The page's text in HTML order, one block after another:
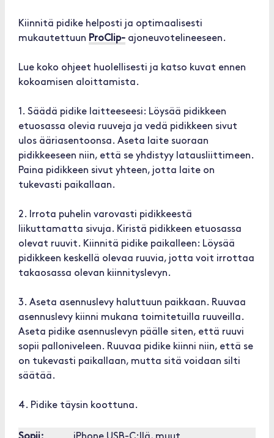
Kiinnitä pidike helposti ja optimaalisesti
mukautettuun ProClip- ajoneuvotelineeseen.
Lue koko ohjeet huolellisesti ja katso kuvat ennen
kokoamisen aloittamista.
1. Säädä pidike laitteeseesi: Löysää pidikkeen
etuosassa olevia ruuveja ja vedä pidikkeen sivut
ulos ääriasentoonsa. Aseta laite suoraan
pidikkeeseen niin, että se yhdistyy latausliittimeen.
Paina pidikkeen sivut yhteen, jotta laite on
tukevasti paikallaan.
2. Irrota puhelin varovasti pidikkeestä
liikuttamatta sivuja. Kiristä pidikkeen etuosassa
olevat ruuvit. Kiinnitä pidike paikalleen: Löysää
pidikkeen keskellä olevaa ruuvia, jotta voit irrottaa
takaosassa olevan kiinnityslevyn.
3. Aseta asennuslevy haluttuun paikkaan. Ruuvaa
asennuslevy kiinni mukana toimitetuilla ruuveilla.
Aseta pidike asennuslevyn päälle siten, että ruuvi
sopii palloniveleen. Ruuvaa pidike kiinni niin, että se
on tukevasti paikallaan, mutta sitä voidaan silti
säätää.
4. Pidike täysin koottuna.